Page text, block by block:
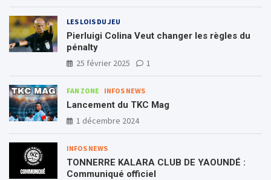
LES LOIS DU JEU
Pierluigi Colina Veut changer les règles du
pénalty
25 février 2025
1
FAN ZONE INFOS NEWS
Lancement du TKC Mag
1 décembre 2024
INFOS NEWS
TONNERRE KALARA CLUB DE YAOUNDÉ :
Communiqué officiel